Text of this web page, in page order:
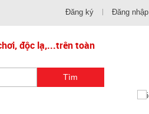
Đăng ký Đăng nhập
độc lạ,...trên toàn